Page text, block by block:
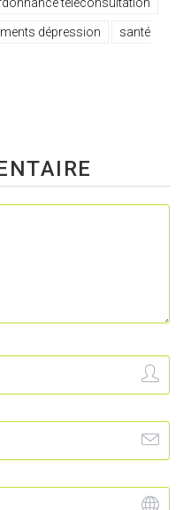
téléconsultation
dépression santé